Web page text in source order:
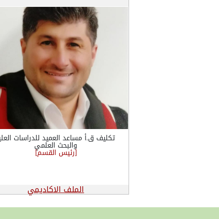
تكليف ق.أ مساعد العميد للدراسات
والبحث العلمي
[رئيس القسم]
الملف الاكاديمي